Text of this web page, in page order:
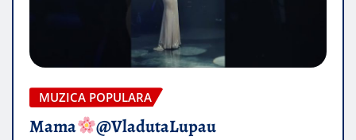
MUZICA POPULARA
Mama @VladutaLupau